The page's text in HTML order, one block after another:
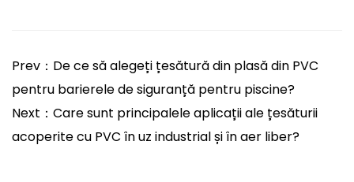
Prev：De ce să alegeți țesătură din plasă din PVC
pentru barierele de siguranță pentru piscine?
Next：Care sunt principalele aplicații ale țesăturii
acoperite cu PVC în uz industrial și în aer liber?